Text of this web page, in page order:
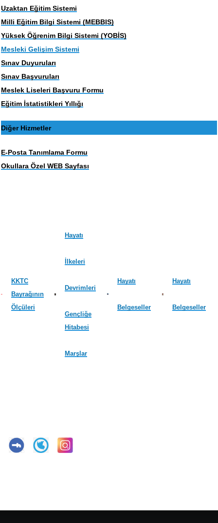
Uzaktan Eğitim Sistemi
Milli Eğitim Bilgi Sistemi (MEBBIS)
Yüksek Öğrenim Bilgi Sistemi (YOBİS)
Mesleki Gelişim Sistemi
Sınav Duyuruları
Sınav Başvuruları
Meslek Liseleri Başvuru Formu
Eğitim İstatistikleri Yıllığı
Diğer Hizmetler
E-Posta Tanımlama Formu
Okullara Özel WEB Sayfası
KKTC
Bayrağının
Ölçüleri
Hayatı
İlkeleri
Devrimleri
Gençliğe
Hitabesi
Marşlar
Hayatı
Belgeseller
Hayatı
Belgeseller